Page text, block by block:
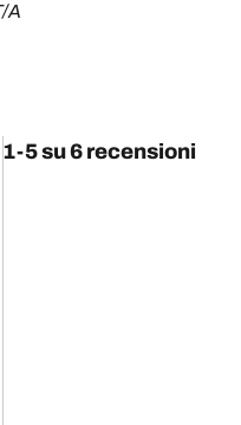
A
1-5 su 6 recensioni